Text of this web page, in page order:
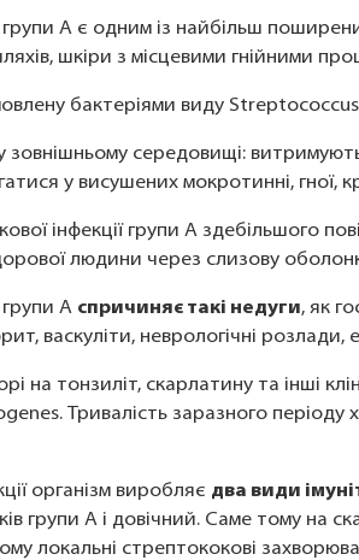
A є одним із найбільш
шкіри з місцевими гнійними
бактеріями виду
зовнішньому середовищі:
у висушених мокротинні, гної,
інфекції групи A здебільшого
людини через слизову
A спричиняє такі недуги, як
васкуліти, неврологічні
на тонзиліт, скарлатину та інші
Тривалість заразного
організм виробляє два види
групи А і довічний. Саме тому на
локальні стрептококові